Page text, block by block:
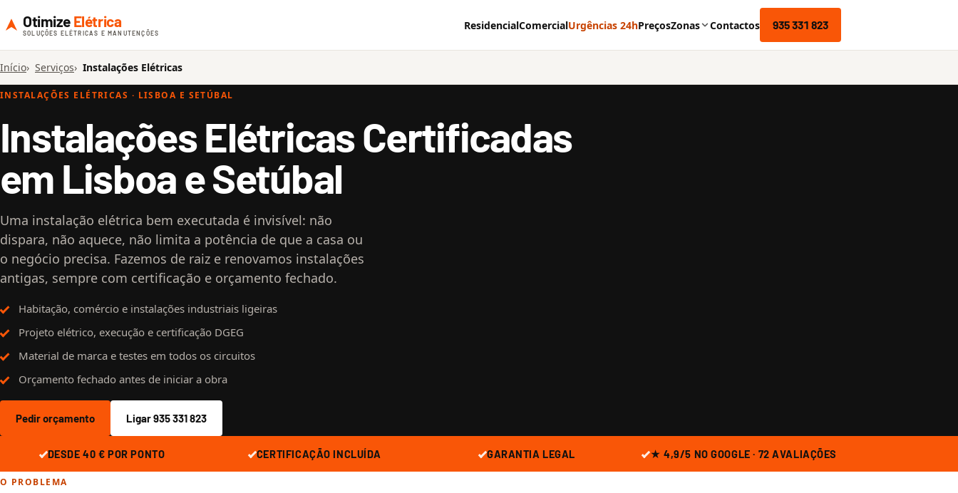
Otimize Elétrica
SOLUÇÕES ELÉTRICAS E MANUTENÇÕES
ResidencialComercialUrgências 24hPreçosZonas Contactos 935 331 823
Início Serviços Instalações Elétricas
INSTALAÇÕES ELÉTRICAS · LISBOA E SETÚBAL
Instalações Elétricas Certificadas
em Lisboa e Setúbal
Uma instalação elétrica bem executada é invisível: não
dispara, não aquece, não limita a potência de que a casa ou
o negócio precisa. Fazemos de raiz e renovamos instalações
antigas, sempre com certificação e orçamento fechado.
Habitação, comércio e instalações industriais ligeiras
Projeto elétrico, execução e certificação DGEG
Material de marca e testes em todos os circuitos
Orçamento fechado antes de iniciar a obra
Pedir orçamento Ligar 935 331 823
DESDE 40 € POR PONTO CERTIFICAÇÃO INCLUÍDA GARANTIA LEGAL ★ 4,9/5 NO GOOGLE · 72 AVALIAÇÕES
O PROBLEMA